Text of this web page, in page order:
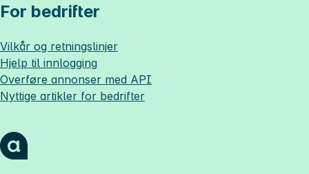
For bedrifter
Vilkår og retningslinjer
Hjelp til innlogging
Overføre annonser med API
Nyttige artikler for bedrifter